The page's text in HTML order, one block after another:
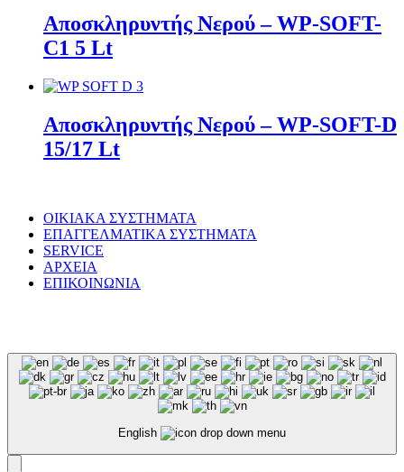
Αποσκληρυντής Νερού – WP-SOFT-
C1 5 Lt
Αποσκληρυντής Νερού – WP-SOFT-D
15/17 Lt
ΟΙΚΙΑΚΑ ΣΥΣΤΗΜΑΤΑ
ΕΠΑΓΓΕΛΜΑΤΙΚΑ ΣΥΣΤΗΜΑΤΑ
SERVICE
ΑΡΧΕΙΑ
ΕΠΙΚΟΙΝΩΝΙΑ
English